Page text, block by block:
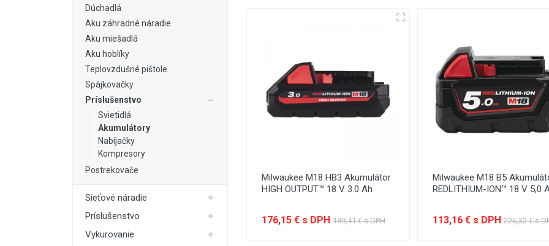
Dúchadlá
Aku záhradné náradie
Aku miešadlá
Aku hoblíky
Teplovzdušné pištole
Spájkovačky
Príslušenstvo
Svietidlá
Akumulátory
Nabíjačky
Kompresory
Postrekovače
Sieťové náradie
Príslušenstvo
Vykurovanie
Milwaukee M18 HB3 Akumulátor
HIGH OUTPUT™ 18 V 3.0 Ah
176,15 € s DPH 189,41 € s DPH
Milwaukee M18 B5
REDLITHIUM-ION™ 18 V 5,0
113,16 € s DPH 226,32 € s